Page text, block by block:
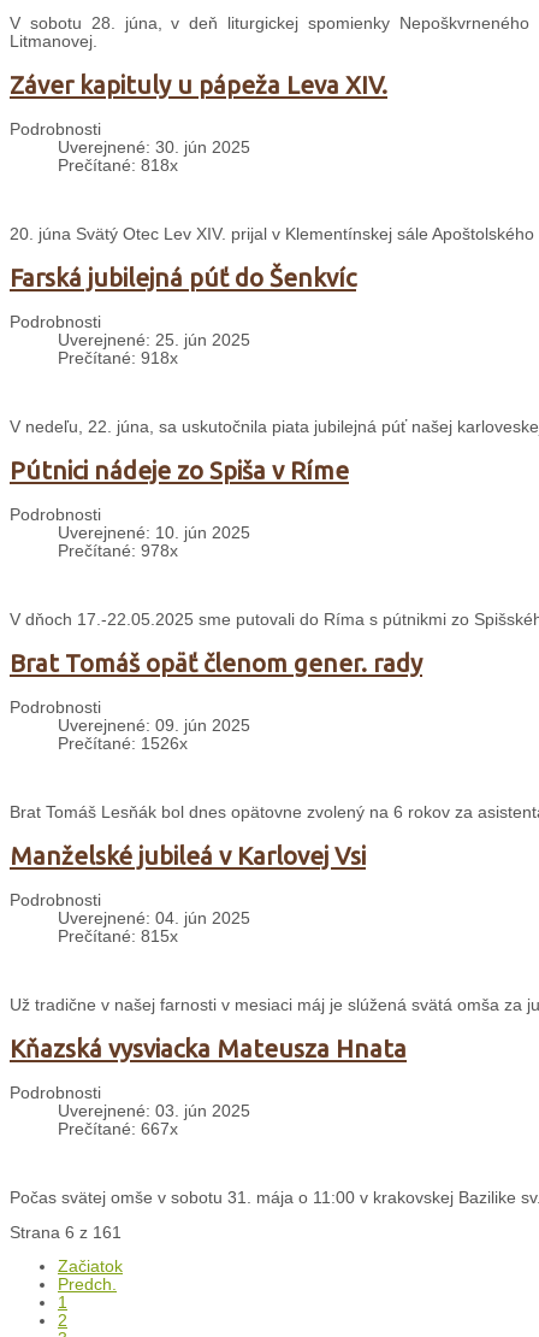
V sobotu 28. júna, v deň liturgickej spomienky
Litmanovej.
Záver kapituly u pápeža Leva XIV.
Podrobnosti
Uverejnené: 30. jún 2025
Prečítané: 818x
20. júna Svätý Otec Lev XIV. prijal v Klementínskej sále
Farská jubilejná púť do Šenkvíc
Podrobnosti
Uverejnené: 25. jún 2025
Prečítané: 918x
V nedeľu, 22. júna, sa uskutočnila piata jubilejná púť našej
Pútnici nádeje zo Spiša v Ríme
Podrobnosti
Uverejnené: 10. jún 2025
Prečítané: 978x
V dňoch 17.-22.05.2025 sme putovali do Ríma s pútnikmi zo
Brat Tomáš opäť členom gener. rady
Podrobnosti
Uverejnené: 09. jún 2025
Prečítané: 1526x
Brat Tomáš Lesňák bol dnes opätovne zvolený na 6 rokov za
Manželské jubileá v Karlovej Vsi
Podrobnosti
Uverejnené: 04. jún 2025
Prečítané: 815x
Už tradične v našej farnosti v mesiaci máj je slúžená svätá omša za
Kňazská vysviacka Mateusza Hnata
Podrobnosti
Uverejnené: 03. jún 2025
Prečítané: 667x
Počas svätej omše v sobotu 31. mája o 11:00 v krakovskej Bazilike
Strana 6 z 161
Začiatok
Predch.
1
2